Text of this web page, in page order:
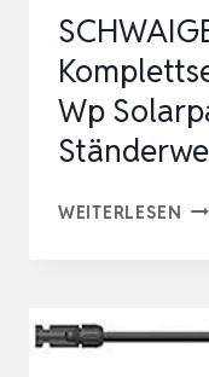
Wp
WEITERLESEN